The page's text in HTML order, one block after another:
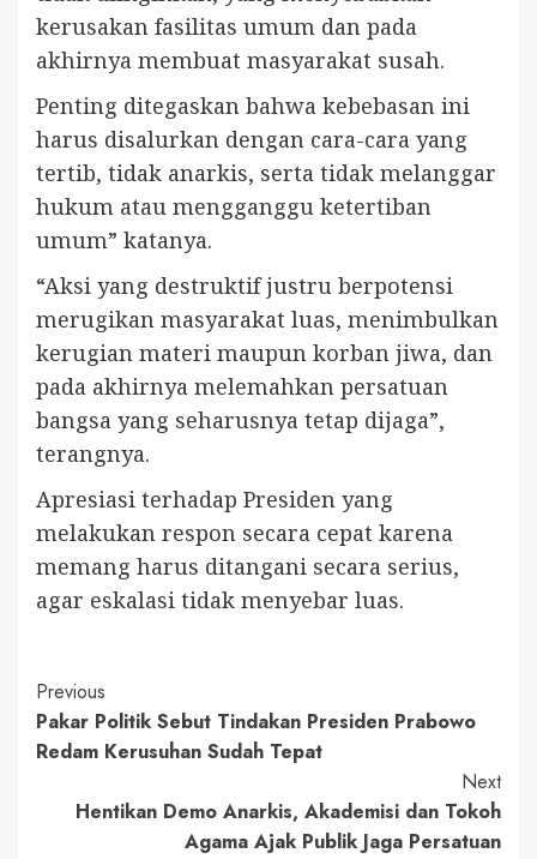
kerusakan fasilitas umum dan pada
akhirnya membuat masyarakat susah.
Penting ditegaskan bahwa kebebasan ini
harus disalurkan dengan cara-cara yang
tertib, tidak anarkis, serta tidak melanggar
hukum atau mengganggu ketertiban
umum” katanya.
“Aksi yang destruktif justru berpotensi
merugikan masyarakat luas, menimbulkan
kerugian materi maupun korban jiwa, dan
pada akhirnya melemahkan persatuan
bangsa yang seharusnya tetap dijaga”,
terangnya.
Apresiasi terhadap Presiden yang
melakukan respon secara cepat karena
memang harus ditangani secara serius,
agar eskalasi tidak menyebar luas.
Continue
Reading
Previous
Pakar Politik Sebut Tindakan Presiden Prabowo
Redam Kerusuhan Sudah Tepat
Next
Hentikan Demo Anarkis, Akademisi dan Tokoh
Agama Ajak Publik Jaga Persatuan